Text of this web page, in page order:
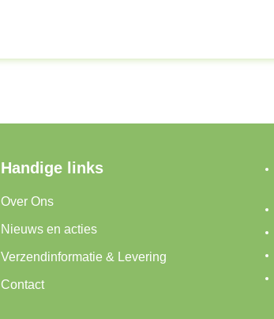
Handige links
Over Ons
Nieuws en acties
Verzendinformatie & Levering
Contact